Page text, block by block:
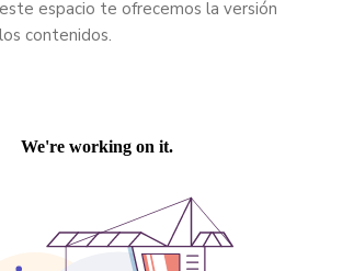
espacio te ofrecemos la versión
contenidos.